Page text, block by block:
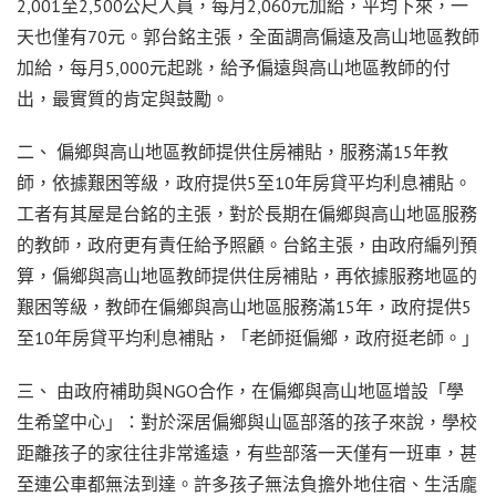
2,001至2,500公尺人員，每月2,060元加給，平均下來，一
天也僅有70元。郭台銘主張，全面調高偏遠及高山地區教師
加給，每月5,000元起跳，給予偏遠與高山地區教師的付
出，最實質的肯定與鼓勵。
二、 偏鄉與高山地區教師提供住房補貼，服務滿15年教
師，依據艱困等級，政府提供5至10年房貸平均利息補貼。
工者有其屋是台銘的主張，對於長期在偏鄉與高山地區服務
的教師，政府更有責任給予照顧。台銘主張，由政府編列預
算，偏鄉與高山地區教師提供住房補貼，再依據服務地區的
艱困等級，教師在偏鄉與高山地區服務滿15年，政府提供5
至10年房貸平均利息補貼，「老師挺偏鄉，政府挺老師。」
三、 由政府補助與NGO合作，在偏鄉與高山地區增設「學
生希望中心」：對於深居偏鄉與山區部落的孩子來說，學校
距離孩子的家往往非常遙遠，有些部落一天僅有一班車，甚
至連公車都無法到達。許多孩子無法負擔外地住宿、生活龐